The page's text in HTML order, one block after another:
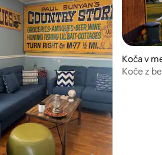
Koča v
Koče z